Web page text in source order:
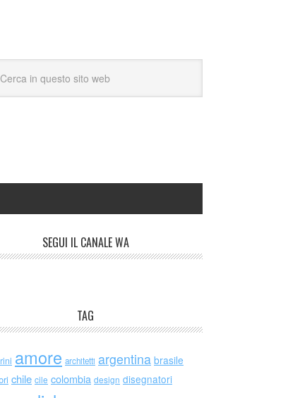
SEGUI IL CANALE WA
TAG
amore architetti argentina brasile
chile cile colombia design disegnatori